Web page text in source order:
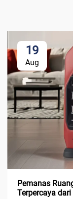
19
Aug
Pemanas
Terpercaya